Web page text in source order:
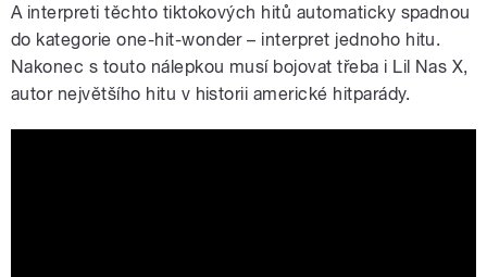
A interpreti těchto tiktokových hitů automaticky spadnou
do kategorie one-hit-wonder– interpret jednoho hitu.
Nakonec s touto nálepkou musí bojovat třeba i Lil Nas X,
autor největšího hitu v historii americké hitparády.